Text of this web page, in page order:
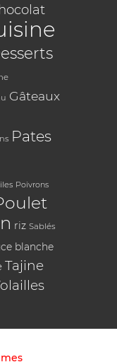
Gâteaux
Pates
Poivrons
riz Sablés
blanche
Tajine